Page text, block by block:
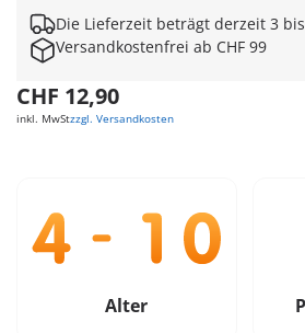
Die Lieferzeit beträgt derzeit 3
Versandkostenfrei ab CHF 99
CHF 12,90
inkl. MwStzzgl. Versandkosten
Alter